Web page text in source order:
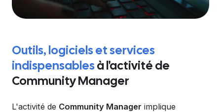
Outils, logiciels et services
indispensablesà l'activité de
Community Manager
L'activité de Community Manager implique